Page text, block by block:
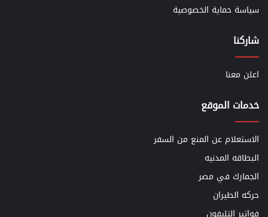
سياسة حماية الخصوصية
شاركنا
اعلن معنا
خدمات الموقع
الاستعلام عن المنع من السفر
البطاقه المدنيه
الجمارك في مصر
حركه الطيران
فواتير التليفون